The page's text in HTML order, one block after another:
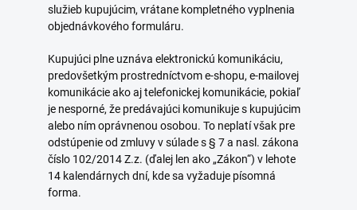
služieb kupujúcim, vrátane kompletného vyplnenia
objednávkového formuláru.
Kupujúci plne uznáva elektronickú komunikáciu,
predovšetkým prostredníctvom e-shopu, e-mailovej
komunikácie ako aj telefonickej komunikácie, pokiaľ
je nesporné, že predávajúci komunikuje s kupujúcim
alebo ním oprávnenou osobou. To neplatí však pre
odstúpenie od zmluvy v súlade s § 7 a nasl. zákona
číslo 102/2014 Z.z. (ďalej len ako „Zákon“) v lehote
14 kalendárnych dní, kde sa vyžaduje písomná
forma.